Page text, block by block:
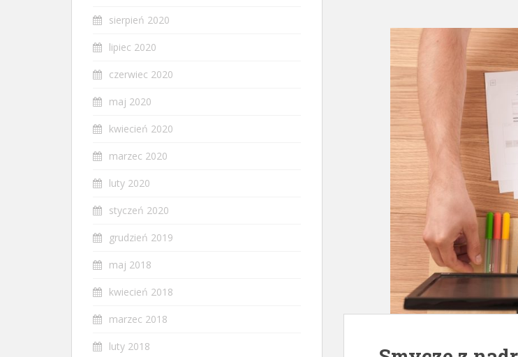
sierpień 2020
lipiec 2020
czerwiec 2020
maj 2020
kwiecień 2020
marzec 2020
luty 2020
styczeń 2020
grudzień 2019
maj 2018
kwiecień 2018
marzec 2018
luty 2018